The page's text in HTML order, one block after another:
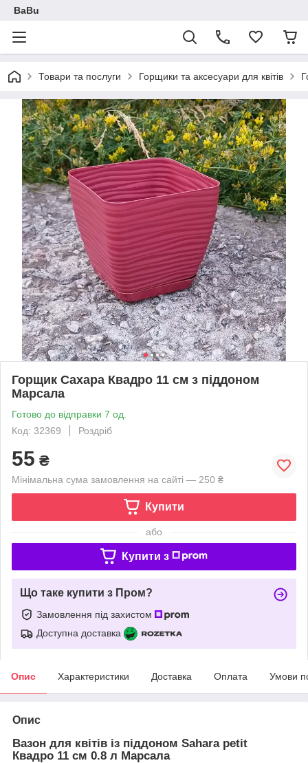
BaBu
Товари та послуги Горщики та аксесуари для квітів
Горщик Сахара Квадро 11 см з піддоном
Марсала
Готово до відправки 7 од.
Код: 32369
Роздріб
55 ₴
Мінімальна сума замовлення на сайті — 250 ₴
Купити
або
Купити з
Що таке купити з Пром?
Замовлення під захистом
Доступна доставка
Опис Характеристики Доставка Оплата Умови
Опис
Вазон для квітів із піддоном Sahara petit
Квадро 11 см 0.8 л Марсала